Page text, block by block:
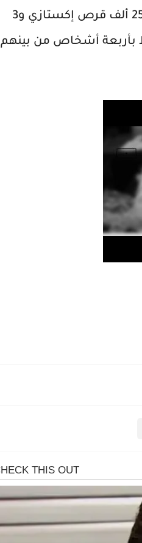
وأسفرت المداهمات عن حجز 36 كلغ من الكوكايين و25 ألف قرص إكستازي و3
وجرى الاحتفاظ بأربعة أشخاص من بينهم